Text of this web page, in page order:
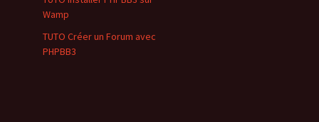
Wamp
TUTO Créer un Forum avec
PHPBB3